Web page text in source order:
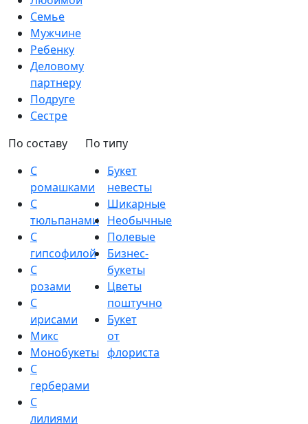
Семье
Мужчине
Ребенку
Деловому
партнеру
Подруге
Сестре
По составу
С
ромашками
С
тюльпанами
С
гипсофилой
С
розами
С
ирисами
Микс
Монобукеты
С
герберами
С
лилиями
По типу
Букет
невесты
Шикарные
Необычные
Полевые
Бизнес-
букеты
Цветы
поштучно
Букет
от
флориста